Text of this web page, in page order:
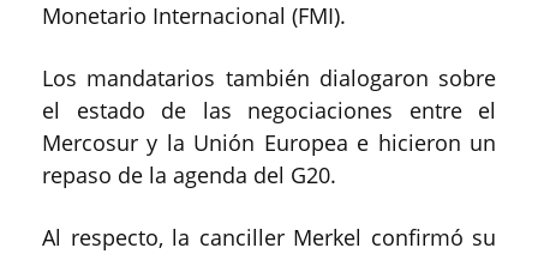
Monetario Internacional (FMI).
Los mandatarios también dialogaron sobre
el estado de las negociaciones entre el
Mercosur y la Unión Europea e hicieron un
repaso de la agenda del G20.
Al respecto, la canciller Merkel confirmó su